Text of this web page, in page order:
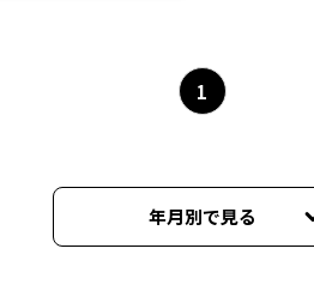
1
年月別で見る